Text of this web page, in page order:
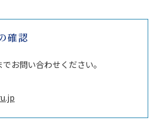
確認
お問い合わせください。